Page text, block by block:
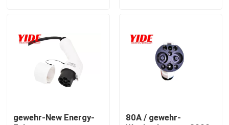
Roller-Batterieverbinder
Aufladungsstapel EV
gewehr-New Energy-
80A / gewehr-